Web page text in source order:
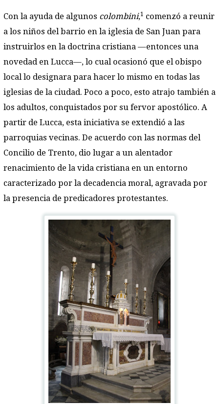
Con la ayuda de algunos colombini,1 comenzó a reunir
a los niños del barrio en la iglesia de San Juan para
instruirlos en la doctrina cristiana —entonces una
novedad en Lucca—, lo cual ocasionó que el obispo
local lo designara para hacer lo mismo en todas las
iglesias de la ciudad. Poco a poco, esto atrajo también a
los adultos, conquistados por su fervor apostólico. A
partir de Lucca, esta iniciativa se extendió a las
parroquias vecinas. De acuerdo con las normas del
Concilio de Trento, dio lugar a un alentador
renacimiento de la vida cristiana en un entorno
caracterizado por la decadencia moral, agravada por
la presencia de predicadores protestantes.